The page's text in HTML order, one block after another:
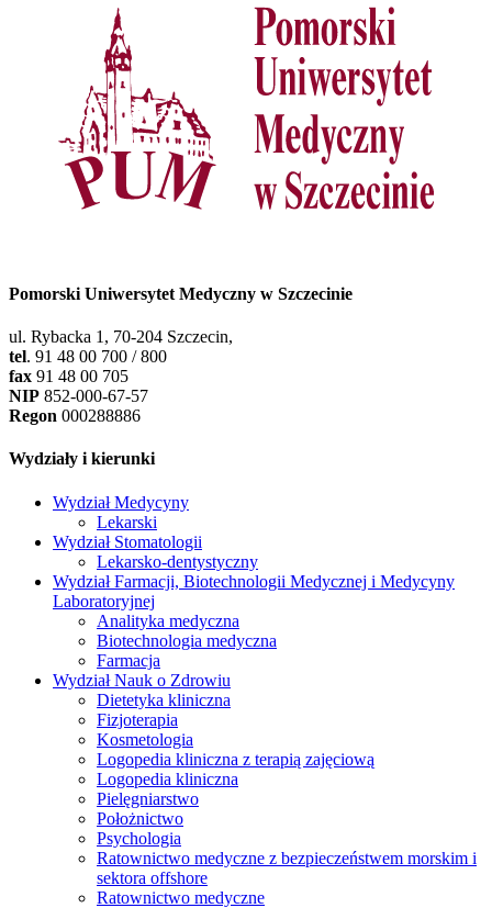
Pomorski Uniwersytet Medyczny w Szczecinie
ul. Rybacka 1, 70-204 Szczecin,
tel. 91 48 00 700 / 800
fax 91 48 00 705
NIP 852-000-67-57
Regon 000288886
Wydziały i kierunki
Wydział Medycyny
Lekarski
Wydział Stomatologii
Lekarsko-dentystyczny
Wydział Farmacji, Biotechnologii Medycznej i Medycyny
Laboratoryjnej
Analityka medyczna
Biotechnologia medyczna
Farmacja
Wydział Nauk o Zdrowiu
Dietetyka kliniczna
Fizjoterapia
Kosmetologia
Logopedia kliniczna z terapią zajęciową
Logopedia kliniczna
Pielęgniarstwo
Położnictwo
Psychologia
Ratownictwo medyczne z bezpieczeństwem morskim i
sektora offshore
Ratownictwo medyczne